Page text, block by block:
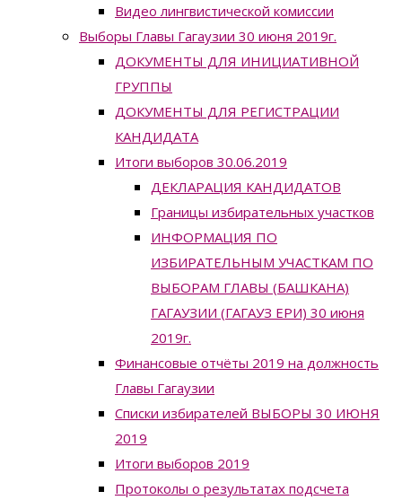
Видео лингвистической комиссии
Выборы Главы Гагаузии 30 июня 2019г.
ДОКУМЕНТЫ ДЛЯ ИНИЦИАТИВНОЙ
ГРУППЫ
ДОКУМЕНТЫ ДЛЯ РЕГИСТРАЦИИ
КАНДИДАТА
Итоги выборов 30.06.2019
ДЕКЛАРАЦИЯ КАНДИДАТОВ
Границы избирательных участков
ИНФОРМАЦИЯ ПО
ИЗБИРАТЕЛЬНЫМ УЧАСТКАМ ПО
ВЫБОРАМ ГЛАВЫ (БАШКАНА)
ГАГАУЗИИ (ГАГАУЗ ЕРИ) 30 июня
2019г.
Финансовые отчёты 2019 на должность
Главы Гагаузии
Списки избирателей ВЫБОРЫ 30 ИЮНЯ
2019
Итоги выборов 2019
Протоколы о результатах подсчета